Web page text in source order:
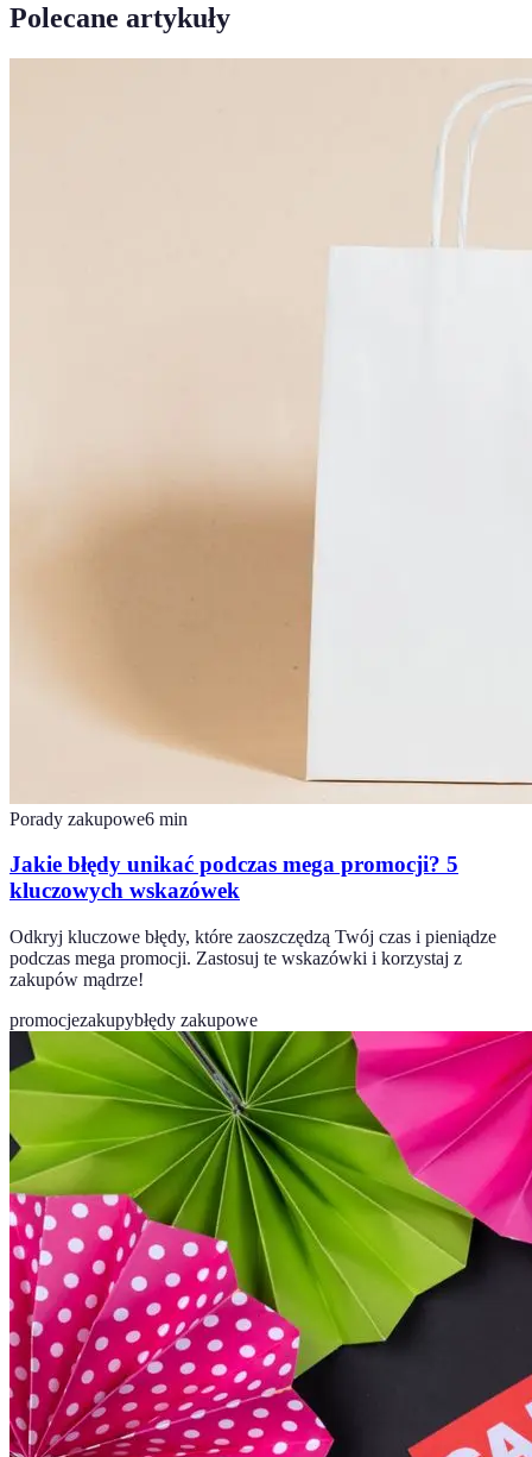
Polecane artykuły
Porady zakupowe6 min
Jakie błędy unikać podczas mega promocji? 5
kluczowych wskazówek
Odkryj kluczowe błędy, które zaoszczędzą Twój czas i pieniądze
podczas mega promocji. Zastosuj te wskazówki i korzystaj z
zakupów mądrze!
promocjezakupybłędy zakupowe